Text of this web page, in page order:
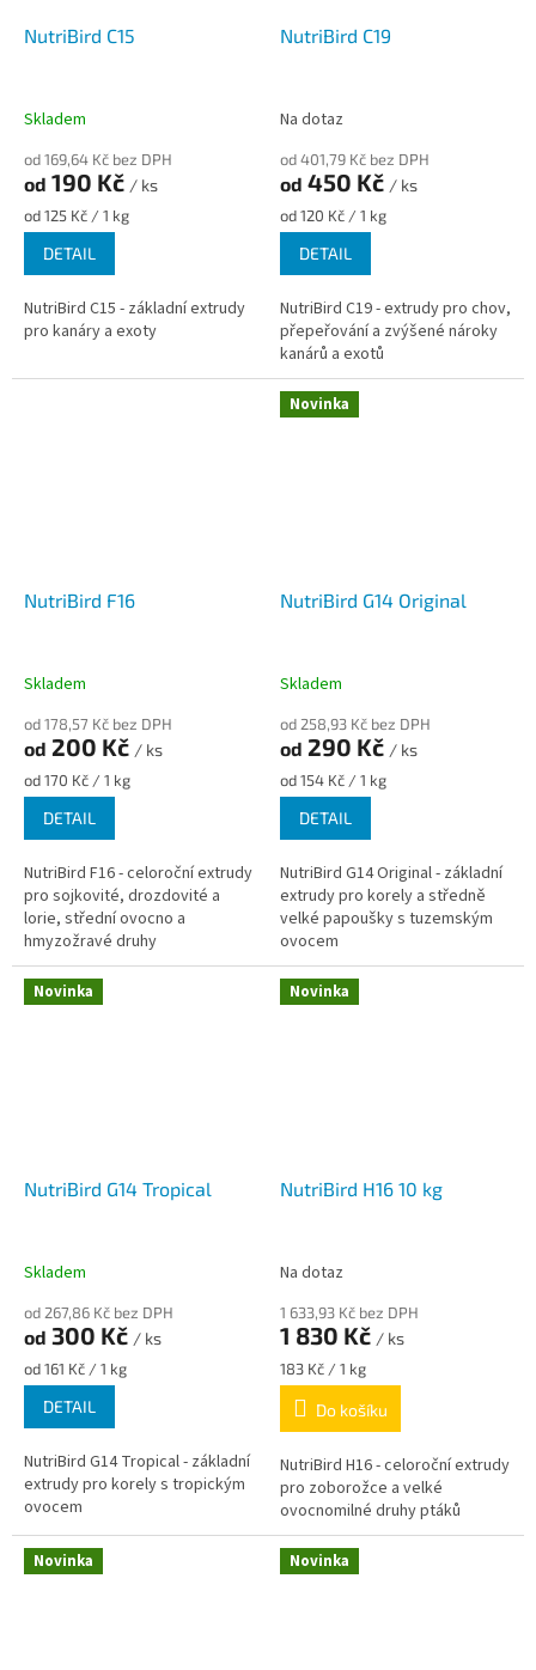
NutriBird C15
Skladem
od 169,64 Kč bez DPH
od 190 Kč / ks
Měrná
cena:
od 125 Kč / 1 kg
DETAIL
NutriBird C15 - základní extrudy
pro kanáry a exoty
NutriBird C19
Na dotaz
od 401,79 Kč bez DPH
od 450 Kč / ks
Měrná
cena:
od 120 Kč / 1 kg
DETAIL
NutriBird C19 - extrudy pro chov,
přepeřování a zvýšené nároky
kanárů a exotů
NutriBird F16
Skladem
od 178,57 Kč bez DPH
od 200 Kč / ks
Měrná
cena:
od 170 Kč / 1 kg
DETAIL
NutriBird F16 - celoroční extrudy
pro sojkovité, drozdovité a
lorie, střední ovocno a
hmyzožravé druhy
Novinka
NutriBird G14 Original
Skladem
od 258,93 Kč bez DPH
od 290 Kč / ks
Měrná
cena:
od 154 Kč / 1 kg
DETAIL
NutriBird G14 Original - základní
extrudy pro korely a středně
velké papoušky s tuzemským
ovocem
Novinka
NutriBird G14 Tropical
Skladem
od 267,86 Kč bez DPH
od 300 Kč / ks
Měrná
cena:
od 161 Kč / 1 kg
DETAIL
NutriBird G14 Tropical - základní
extrudy pro korely s tropickým
ovocem
Novinka
NutriBird H16 10 kg
Na dotaz
1 633,93 Kč bez DPH
1 830 Kč / ks
Měrná
cena:
183 Kč / 1 kg
Do košíku
NutriBird H16 - celoroční extrudy
pro zoborožce a velké
ovocnomilné druhy ptáků
Novinka Novinka